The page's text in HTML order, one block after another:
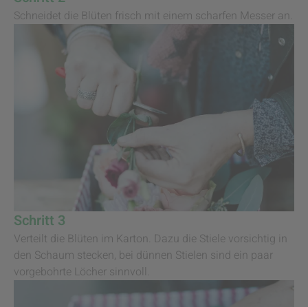
Schneidet die Blüten frisch mit einem scharfen Messer an.
Schritt 3
Verteilt die Blüten im Karton. Dazu die Stiele vorsichtig in
den Schaum stecken, bei dünnen Stielen sind ein paar
vorgebohrte Löcher sinnvoll.